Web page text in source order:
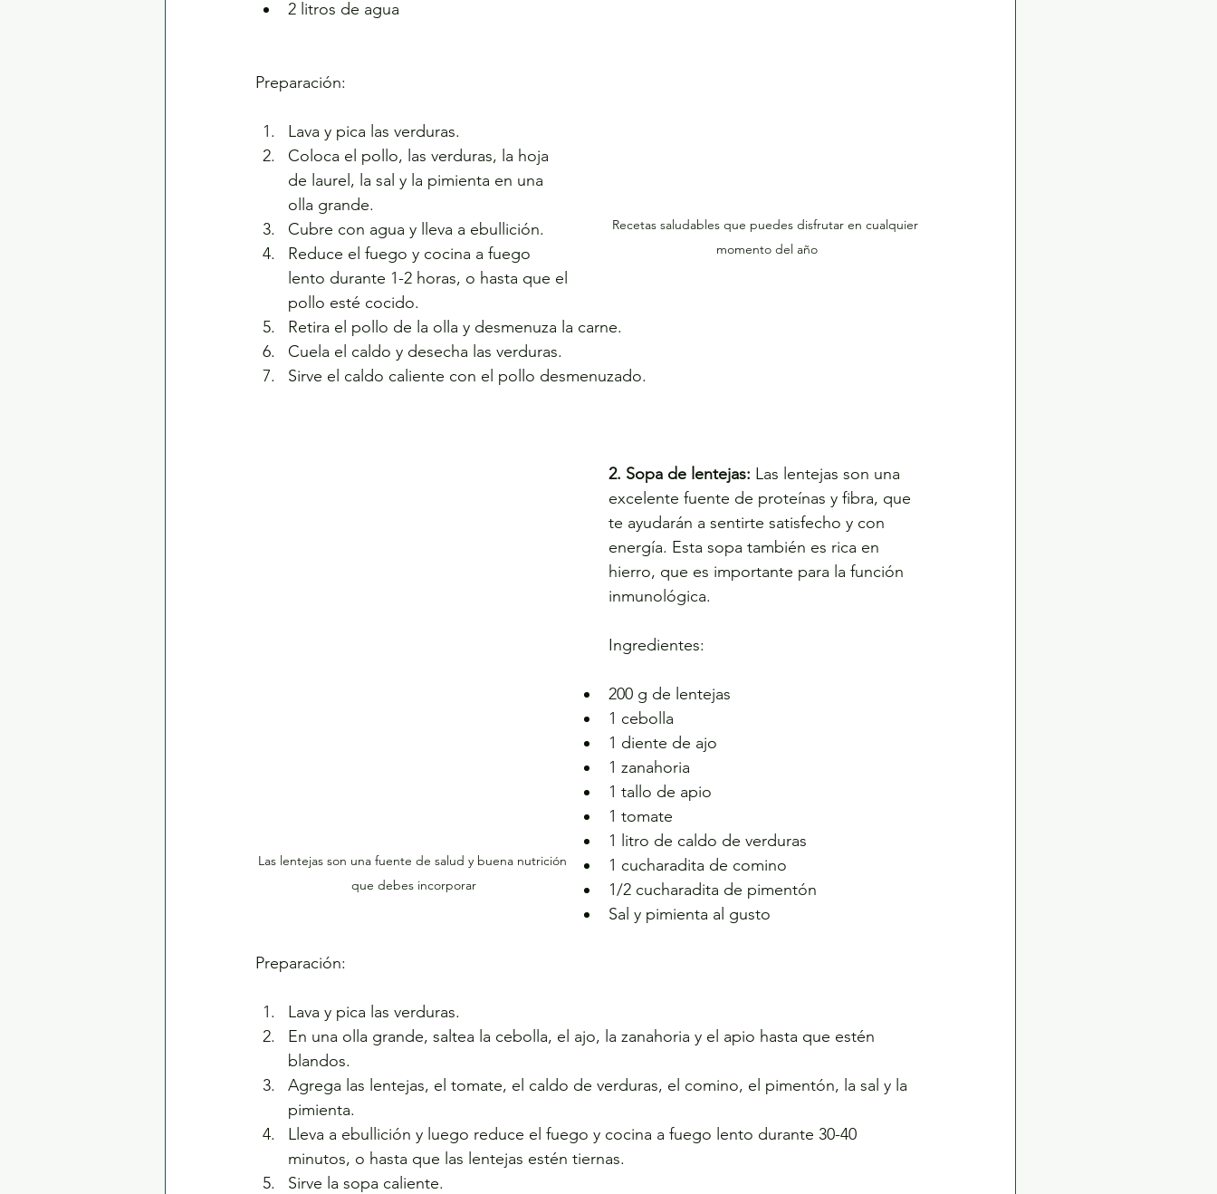
Recetas saludables que puedes disfrutar en cualquier
momento del año
2 litros de agua
Preparación:
Lava y pica las verduras.
Coloca el pollo, las verduras, la hoja
de laurel, la sal y la pimienta en una
olla grande.
Cubre con agua y lleva a ebullición.
Reduce el fuego y cocina a fuego
lento durante 1-2 horas, o hasta que el
pollo esté cocido.
Retira el pollo de la olla y desmenuza la carne.
Cuela el caldo y desecha las verduras.
Sirve el caldo caliente con el pollo desmenuzado.
Las lentejas son una fuente de salud y buena nutrición
que debes incorporar
2. Sopa de lentejas: Las lentejas son una
excelente fuente de proteínas y fibra, que
te ayudarán a sentirte satisfecho y con
energía. Esta sopa también es rica en
hierro, que es importante para la función
inmunológica.
Ingredientes:
200 g de lentejas
1 cebolla
1 diente de ajo
1 zanahoria
1 tallo de apio
1 tomate
1 litro de caldo de verduras
1 cucharadita de comino
1/2 cucharadita de pimentón
Sal y pimienta al gusto
Preparación:
Lava y pica las verduras.
En una olla grande, saltea la cebolla, el ajo, la zanahoria y el apio hasta que estén
blandos.
Agrega las lentejas, el tomate, el caldo de verduras, el comino, el pimentón, la sal y la
pimienta.
Lleva a ebullición y luego reduce el fuego y cocina a fuego lento durante 30-40
minutos, o hasta que las lentejas estén tiernas.
Sirve la sopa caliente.